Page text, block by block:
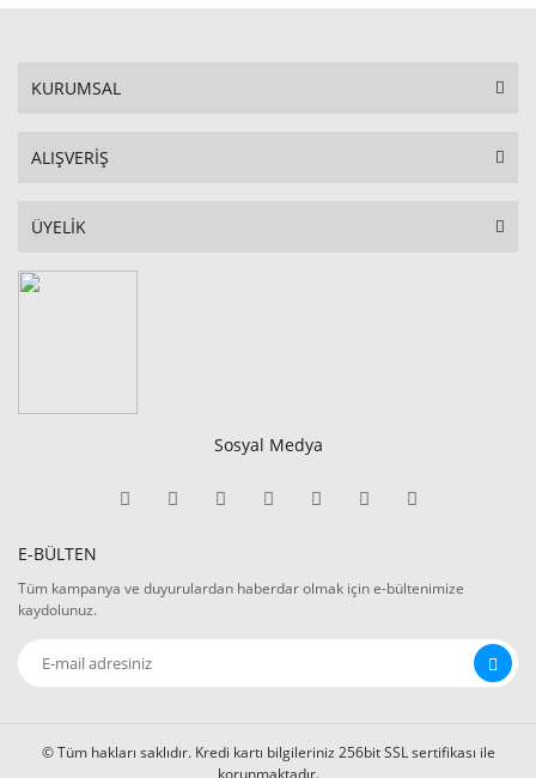
KURUMSAL
ALIŞVERİŞ
ÜYELİK
Sosyal Medya
E-BÜLTEN
Tüm kampanya ve duyurulardan haberdar olmak için e-bültenimize
kaydolunuz.
© Tüm hakları saklıdır. Kredi kartı bilgileriniz 256bit SSL sertifikası ile
korunmaktadır.